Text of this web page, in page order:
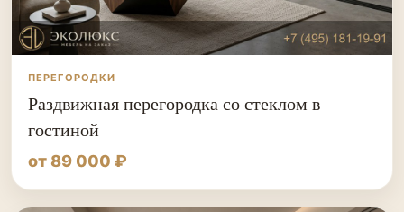
ПЕРЕГОРОДКИ
Раздвижная перегородка со стеклом в
гостиной
от 89 000 ₽